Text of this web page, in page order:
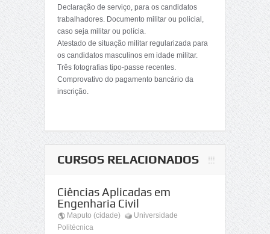
Declaração de serviço, para os candidatos
trabalhadores. Documento militar ou policial,
caso seja militar ou polícia.
Atestado de situação militar regularizada para
os candidatos masculinos em idade militar.
Três fotografias tipo-passe recentes.
Comprovativo do pagamento bancário da
inscrição.
CURSOS RELACIONADOS
Ciências Aplicadas em
Engenharia Civil
Maputo (cidade)
Universidade
Politécnica